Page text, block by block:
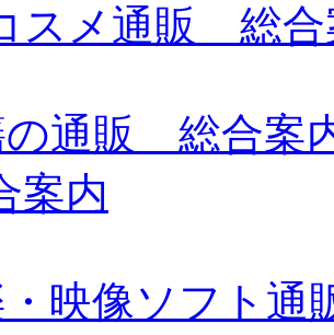
スメ通販 総合
の通販 総合案
内
・映像ソフト